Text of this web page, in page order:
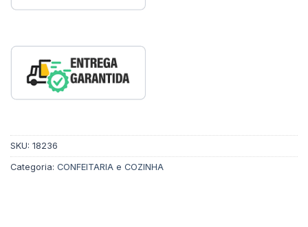
SKU: 18236
Categoria: CONFEITARIA e COZINHA